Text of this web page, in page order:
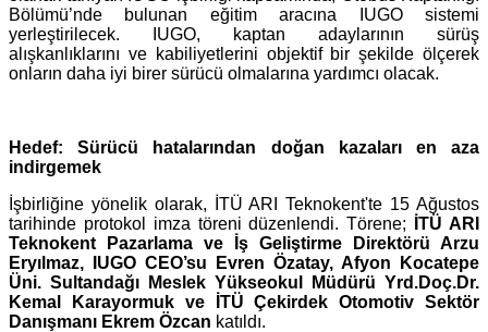
Bölümü’nde bulunan eğitim aracına IUGO sistemi
yerleştirilecek. IUGO, kaptan adaylarının sürüş
alışkanlıklarını ve kabiliyetlerini objektif bir şekilde ölçerek
onların daha iyi birer sürücü olmalarına yardımcı olacak.
Hedef: Sürücü hatalarından doğan kazaları en aza
indirgemek
İşbirliğine yönelik olarak, İTÜ ARI Teknokent'te 15 Ağustos
tarihinde protokol imza töreni düzenlendi. Törene;
İTÜ ARI
Teknokent Pazarlama ve İş Geliştirme Direktörü Arzu
Eryılmaz, IUGO CEO’su Evren Özatay, Afyon Kocatepe
Üni. Sultandağı Meslek Yükseokul Müdürü Yrd.Doç.Dr.
Kemal Karayormuk ve İTÜ Çekirdek Otomotiv Sektör
Danışmanı Ekrem Özcan katıldı.